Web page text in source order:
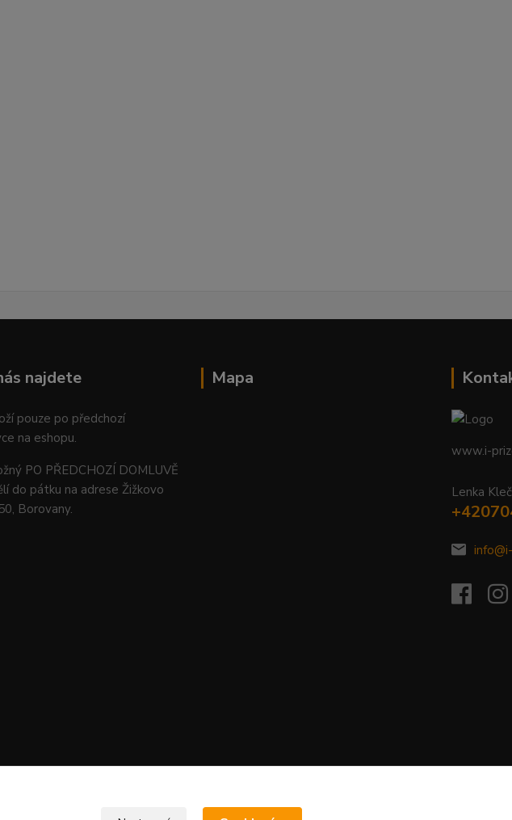
najdete
pouze po předchozí
na eshopu.
PO PŘEDCHOZÍ DOMLUVĚ
do pátku na adrese Žižkovo
Borovany.
Mapa
www.i-
Lenka